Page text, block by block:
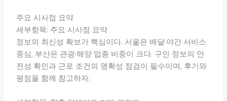
주요 시사점 요약
세부항목: 주요 시사점 요약
정보의 최신성 확보가 핵심이다. 서울은 배달·야간 서비스
중심, 부산은 관광·해양 업종 비중이 크다. 구인 정보의 안
전성 확인과 근로 조건의 명확성 점검이 필수이며, 후기와
평점을 함께 참고하자.